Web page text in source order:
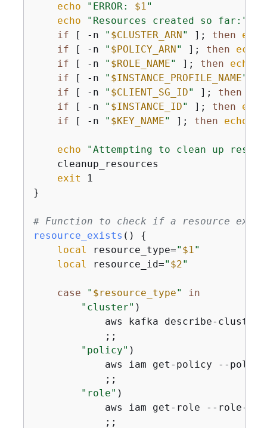
echo
"ERROR: $1"
echo
"Resources created so far:"
if [ -n " $CLUSTER_ARN" ]; then
echo
if [ -n " $POLICY_ARN" ]; then echo
if [ -n " $ROLE_NAME" ]; then echo
if [ -n " $INSTANCE_PROFILE_NAME"
if [ -n " $CLIENT_SG_ID" ]; then
if [ -n " $INSTANCE_ID" ]; then
echo
if [ -n " $KEY_NAME" ]; then echo
echo
"Attempting to clean up
    cleanup_resources
exit 1
}
# Function to check if a resource
resource_exists () {
local resource_type=" $1"
local resource_id=" $2"
case " $resource_type"
in
"cluster" )
aws kafka describe-
            ;;
"policy" )
aws iam get-policy --
            ;;
"role" )
aws iam get-role --role-
            ;;